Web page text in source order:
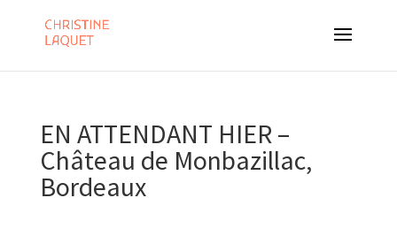
EN ATTENDANT HIER –
Château de Monbazillac,
Bordeaux